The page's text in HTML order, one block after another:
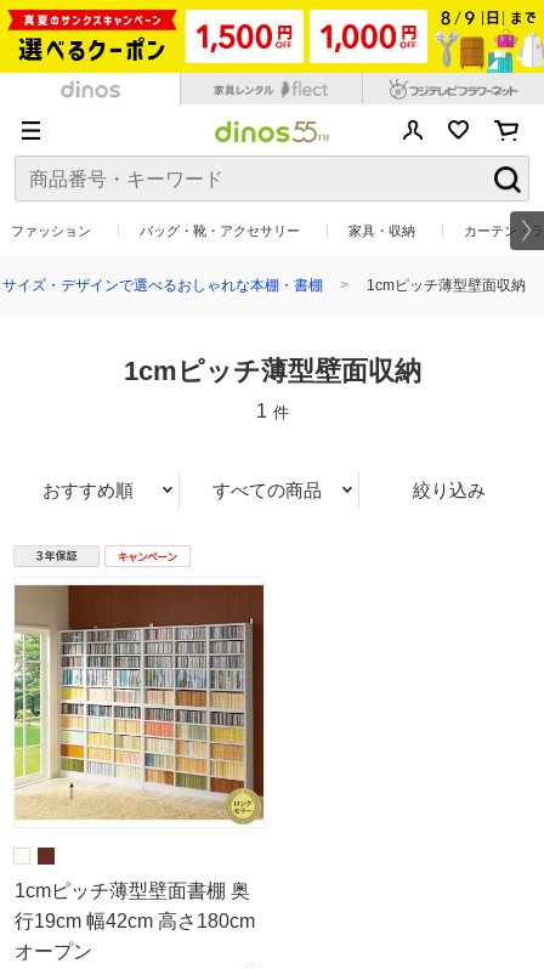
ファッション バッグ・靴・アクセサリー 家具・収納 カーテン・
イズ・デザインで選べるおしゃれな本棚・書棚 1cmピッチ薄型壁面収納
1cmピッチ薄型壁面収納
1 件
おすすめ順 すべての商品 絞り込み
1cmピッチ薄型壁面書棚 奥
行19cm 幅42cm 高さ180cm
オープン